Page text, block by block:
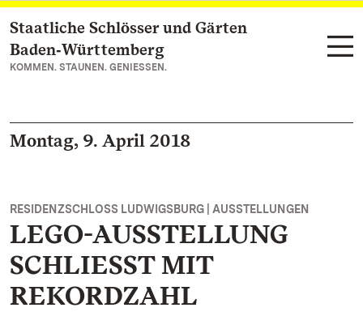
Zum Hauptinhalt springen
Staatliche Schlösser und Gärten
Baden‑Württemberg
KOMMEN. STAUNEN. GENIESSEN.
Montag, 9. April 2018
RESIDENZSCHLOSS LUDWIGSBURG | AUSSTELLUNGEN
LEGO-AUSSTELLUNG
SCHLIESST MIT
REKORDZAHL